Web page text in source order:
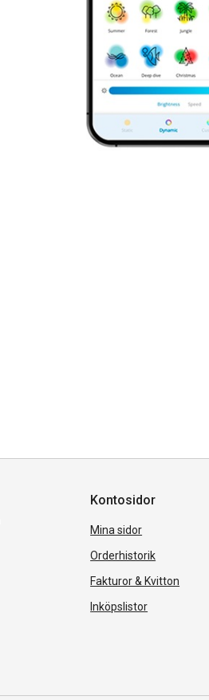
Kontosidor
Mina sidor
Orderhistorik
Fakturor & Kvitton
Inköpslistor